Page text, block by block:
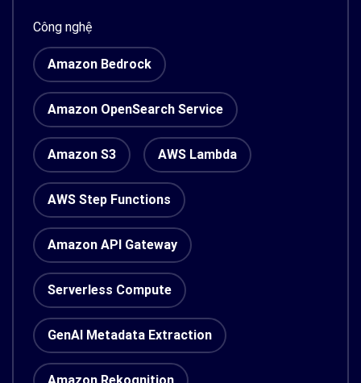
Công nghệ
Amazon Bedrock
Amazon OpenSearch Service
Amazon S3 AWS Lambda
AWS Step Functions
Amazon API Gateway
Serverless Compute
GenAI Metadata Extraction